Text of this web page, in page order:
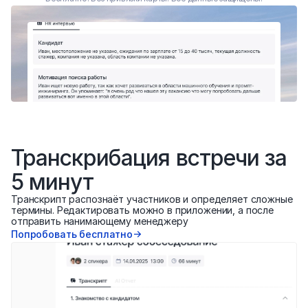
Транскрибация встречи за
5 минут
Транскрипт распознаёт участников и определяет сложные
термины. Редактировать можно в приложении, а после
отправить нанимающему менеджеру
Попробовать бесплатно